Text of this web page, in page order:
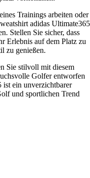
Trainings arbeiten oder
adidas Ultimate365
Stellen Sie sicher, dass
Erlebnis auf dem Platz zu
zu genießen.
Sie stilvoll mit diesem
Golfer entworfen
ist ein unverzichtbarer
und sportlichen Trend